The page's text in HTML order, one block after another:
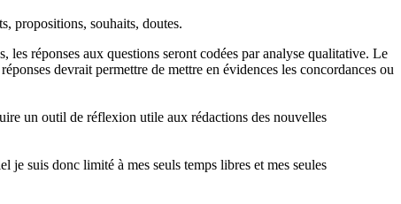
propositions, souhaits, doutes.
les réponses aux questions seront codées par analyse qualitative. Le
devrait permettre de mettre en évidences les concordances ou
un outil de réflexion utile aux rédactions des nouvelles
je suis donc limité à mes seuls temps libres et mes seules